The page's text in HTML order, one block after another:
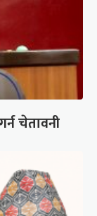
चेतावनी